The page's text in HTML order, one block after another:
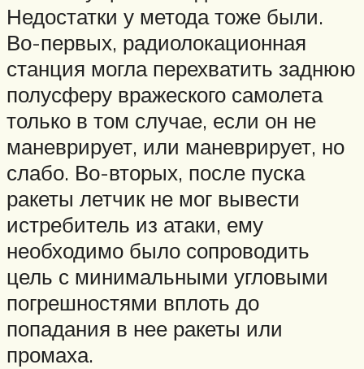
Недостатки у метода тоже были.
Во-первых, радиолокационная
станция могла перехватить заднюю
полусферу вражеского самолета
только в том случае, если он не
маневрирует, или маневрирует, но
слабо. Во-вторых, после пуска
ракеты летчик не мог вывести
истребитель из атаки, ему
необходимо было сопроводить
цель с минимальными угловыми
погрешностями вплоть до
попадания в нее ракеты или
промаха.